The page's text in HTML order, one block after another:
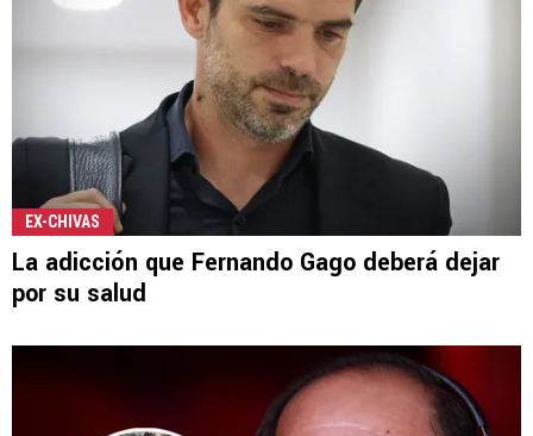
EX-CHIVAS
La adicción que Fernando Gago deberá dejar
por su salud